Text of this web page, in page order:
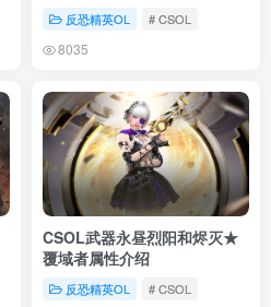
反恐精英OL # CSOL
8035
CSOL武器永昼烈阳和烬灭★
覆域者属性介绍
反恐精英OL # CSOL